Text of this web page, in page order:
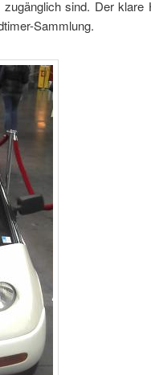
sind. Der klare
Sammlung.